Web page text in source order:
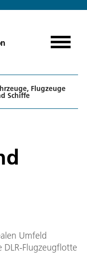
Flugzeuge
Schiffe
Umfeld
DLR-Flugzeugflotte